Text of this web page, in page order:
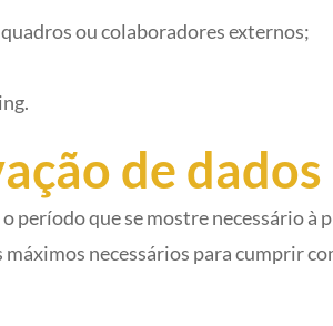
ou colaboradores externos;
de dados
período que se mostre necessário à
necessários para cumprir